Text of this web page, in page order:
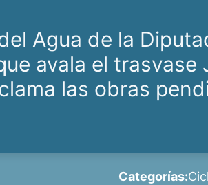
Agua de la
avala el trasvase
las obras
Categorías: